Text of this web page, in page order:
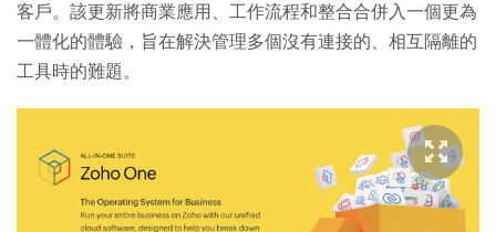
客戶。該更新將商業應用、工作流程和整合合併入一個更為
一體化的體驗，旨在解決管理多個沒有連接的、相互隔離的
工具時的難題。